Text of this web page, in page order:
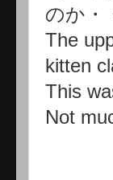
のか・
The
kitten
This
Not